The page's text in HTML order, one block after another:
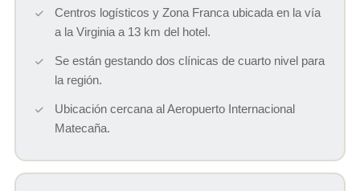
Centros logísticos y Zona Franca ubicada en la vía
a la Virginia a 13 km del hotel.
Se están gestando dos clínicas de cuarto nivel para
la región.
Ubicación cercana al Aeropuerto Internacional
Matecaña.